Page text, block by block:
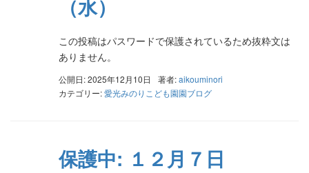
（水）
この投稿はパスワードで保護されているため抜粋文は
ありません。
公開日: 2025年12月10日 著者:aikouminori
カテゴリー:愛光みのりこども園園ブログ
保護中: １２月７日